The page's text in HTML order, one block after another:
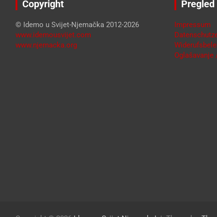
Copyright
© Idemo u Svijet-Njemačka 2012-2026
www.idemousvijet.com
www.njemacka.org
Pregled
Impressum